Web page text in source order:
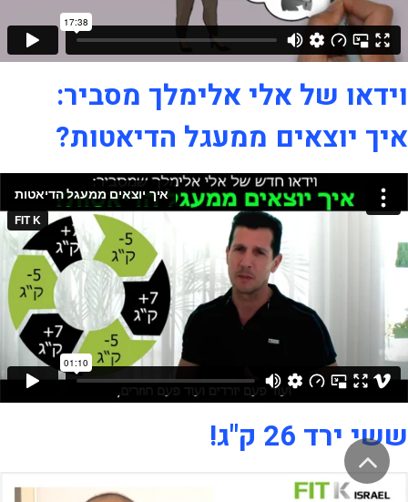
וידאו של אלי אלימלך מסביר:
איך יוצאים ממעגל הדיאטות?
ששי ירד 26 ק"ג!
גלילה
לראש